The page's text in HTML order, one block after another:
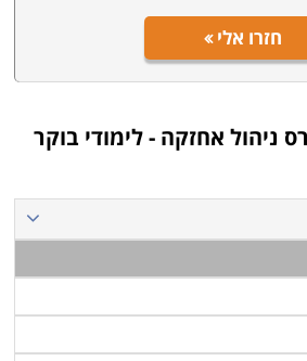
חזרו אלי
ניהול אחזקה - לימודי בוקר